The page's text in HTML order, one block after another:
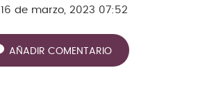
16 de marzo, 2023 07:52
AÑADIR COMENTARIO